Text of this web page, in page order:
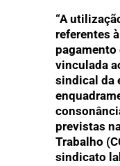
“A
referentes
vinculada
sindical da
previstas
Trabalho
sindicato